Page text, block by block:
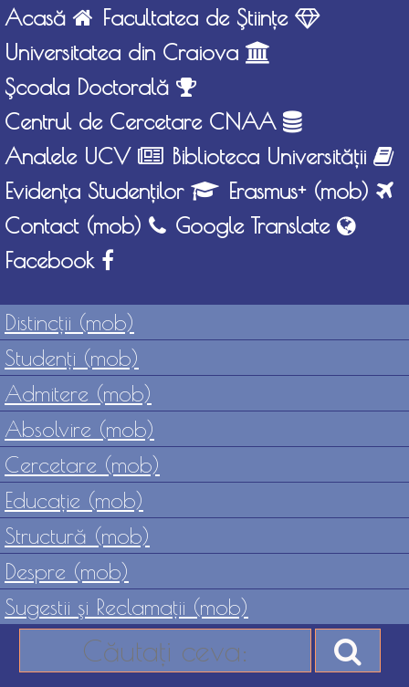
Acasă
Facultatea de Ştiinţe
Universitatea din Craiova
Şcoala Doctorală
Centrul de Cercetare CNAA
Analele UCV
Biblioteca Universităţii
Evidenţa Studenţilor
Erasmus+ (mob)
Contact (mob)
Google Translate
Facebook
Distincţii (mob)
Studenţi (mob)
Admitere (mob)
Absolvire (mob)
Cercetare (mob)
Educaţie (mob)
Structură (mob)
Despre (mob)
Sugestii şi Reclamaţii (mob)